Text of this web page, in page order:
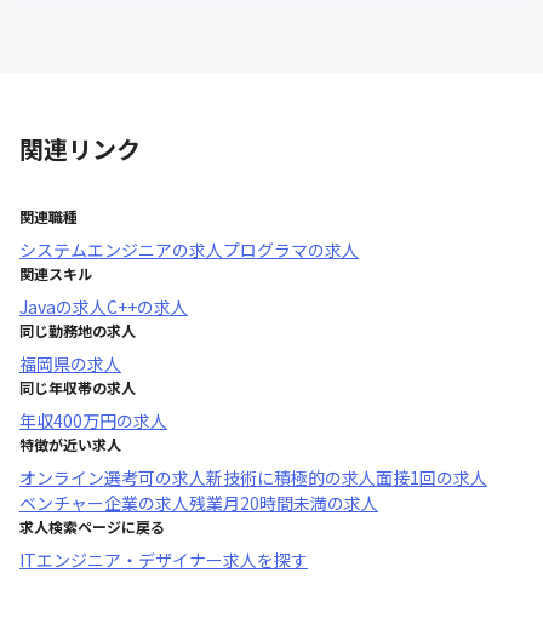
関連リンク
関連職種
システムエンジニアの求人プログラマの求人
関連スキル
Javaの求人C++の求人
同じ勤務地の求人
福岡県の求人
同じ年収帯の求人
年収400万円の求人
特徴が近い求人
オンライン選考可の求人新技術に積極的の求人面接1回の求人
ベンチャー企業の求人残業月20時間未満の求人
求人検索ページに戻る
ITエンジニア・デザイナー求人を探す